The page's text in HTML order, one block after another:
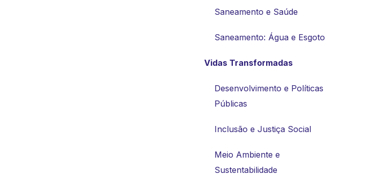
Saneamento e Saúde
Saneamento: Água e Esgoto
Vidas Transformadas
Desenvolvimento e Políticas
Públicas
Inclusão e Justiça Social
Meio Ambiente e
Sustentabilidade